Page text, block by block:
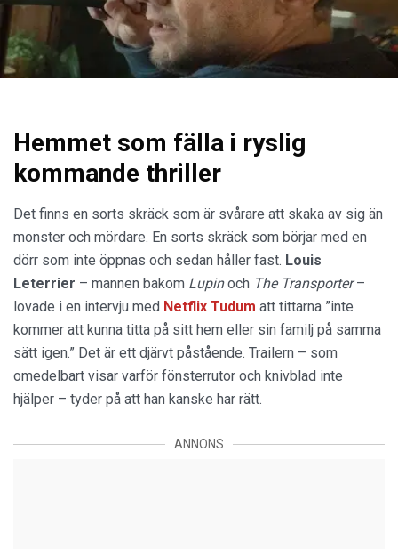
Hemmet som fälla i ryslig
kommande thriller
Det finns en sorts skräck som är svårare att skaka av sig än
monster och mördare. En sorts skräck som börjar med en
dörr som inte öppnas och sedan håller fast. Louis
Leterrier – mannen bakom Lupinoch The Transporter–
lovade i en intervju med Netflix Tudum att tittarna ”inte
kommer att kunna titta på sitt hem eller sin familj på samma
sätt igen.” Det är ett djärvt påstående. Trailern – som
omedelbart visar varför fönsterrutor och knivblad inte
hjälper – tyder på att han kanske har rätt.
ANNONS